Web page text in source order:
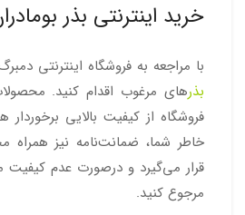
خرید اینترنتی بذر
با مراجعه به فروشگاه اینترنتی
بذرهای مرغوب اقدام کنید.
فروشگاه از کیفیت بالایی
خاطر شما، ضمانت‌نامه نیز همراه
قرار می‌گیرد و درصورت عدم کیفیت
مرجوع کنید.